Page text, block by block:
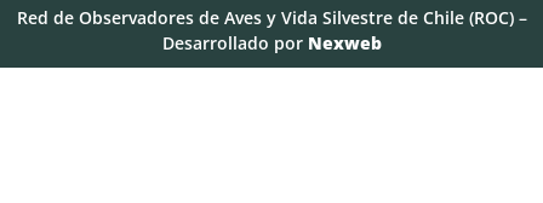
Red de Observadores de Aves y Vida Silvestre de Chile (ROC) –
Desarrollado por Nexweb